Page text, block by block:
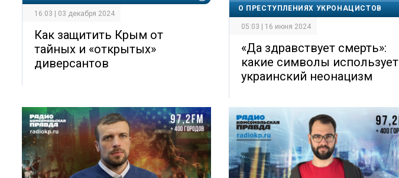
16:03 | 03 декабря 2024
Как защитить Крым от
тайных и «открытых»
диверсантов
О ПРЕСТУПЛЕНИЯХ УКРОНАЦИСТОВ
05:03 | 16 июня 2024
«Да здравствует смерть»:
какие символы использует
украинский неонацизм